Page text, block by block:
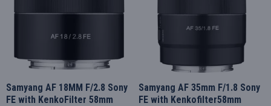
Samyang AF 18MM F/2.8 Sony
FE with KenkoFilter 58mm
Samyang AF 35mm F/1.8 Sony
FE with Kenkofilter58mm